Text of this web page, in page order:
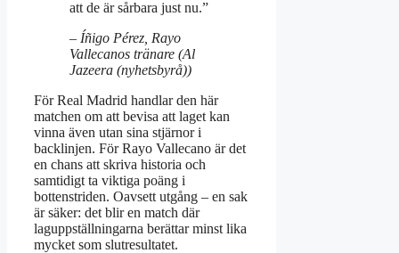
att de är sårbara just nu.”
– Íñigo Pérez, Rayo
Vallecanos tränare (Al
Jazeera (nyhetsbyrå))
För Real Madrid handlar den här
matchen om att bevisa att laget kan
vinna även utan sina stjärnor i
backlinjen. För Rayo Vallecano är det
en chans att skriva historia och
samtidigt ta viktiga poäng i
bottenstriden. Oavsett utgång – en sak
är säker: det blir en match där
laguppställningarna berättar minst lika
mycket som slutresultatet.